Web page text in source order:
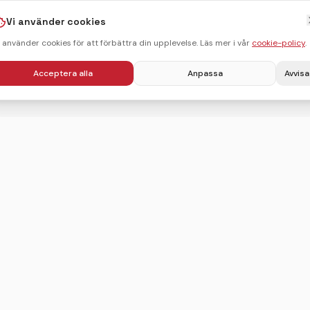
Vi använder cookies
använder cookies för att förbättra din upplevelse. Läs mer i vår cookie-policy.
Acceptera alla Anpassa Avvisa